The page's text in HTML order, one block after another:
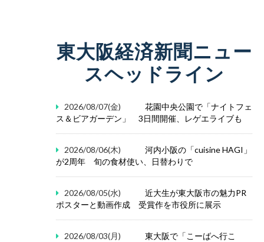
東大阪経済新聞ニュー
スヘッドライン
2026/08/07(金)
花園中央公園で「ナイトフェ
ス＆ビアガーデン」 3日間開催、レゲエライブも
2026/08/06(木)
河内小阪の「cuisine HAGI」
が2周年 旬の食材使い、日替わりで
2026/08/05(水)
近大生が東大阪市の魅力PR
ポスターと動画作成 受賞作を市役所に展示
2026/08/03(月)
東大阪で「こーばへ行こ